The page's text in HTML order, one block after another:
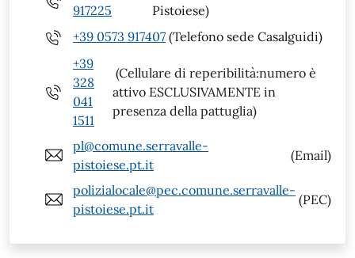
917225
Pistoiese)
+39 0573 917407 (Telefono sede Casalguidi)
+39
328
041
1511
(Cellulare di reperibilità:numero è
attivo ESCLUSIVAMENTE in
presenza della pattuglia)
pl@comune.serravalle-
pistoiese.pt.it
(Email)
polizialocale@pec.comune.serravalle-
pistoiese.pt.it
(PEC)